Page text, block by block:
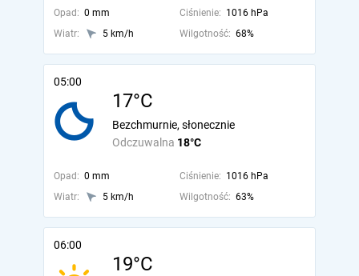
Opad: 0 mm Ciśnienie: 1016 hPa
Wiatr:
5 km/h Wilgotność: 68%
05:00
17°C
Odczuwalna 18°C
Bezchmurnie, słonecznie
Opad: 0 mm Ciśnienie: 1016 hPa
Wiatr:
5 km/h Wilgotność: 63%
06:00
19°C